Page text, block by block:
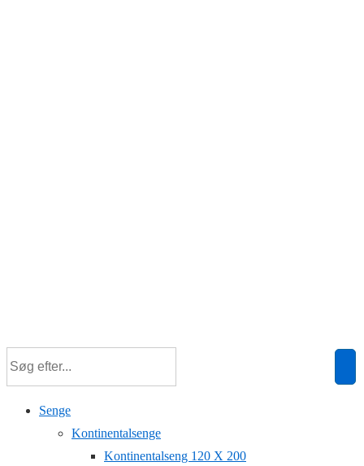
Senge
Kontinentalsenge
Kontinentalseng 120 X 200